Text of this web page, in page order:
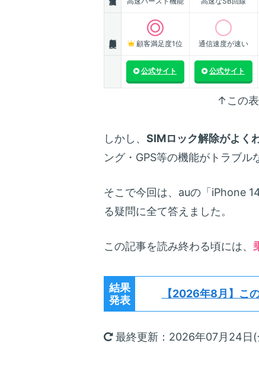
顧客満足度1位 通信速度が速い
公式サイト 公式サイト
↑この表
しかし、 SIMロック解除がよく
ング・GPS等の機能がトラブル
そこで今回は、auの「iPhone
る疑問に全て答えました。
この記事を読み終わる頃には、
結果
発表
【2026年8月】 こ
最終更新：2026年07月24日(